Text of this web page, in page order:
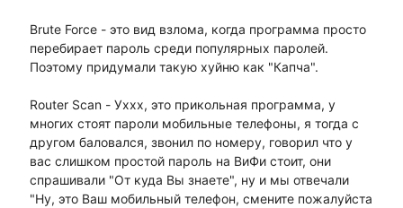
Brute Force - это вид взлома, когда программа просто
перебирает пароль среди популярных паролей.
Поэтому придумали такую хуйню как "Капча".
Router Scan - Уххх, это прикольная программа, у
многих стоят пароли мобильные телефоны, я тогда с
другом баловался, звонил по номеру, говорил что у
вас слишком простой пароль на ВиФи стоит, они
спрашивали "От куда Вы знаете", ну и мы отвечали
"Ну, это Ваш мобильный телефон, смените пожалуйста